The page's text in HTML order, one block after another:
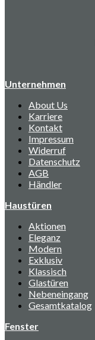
Unternehmen
About Us
Karriere
Kontakt
Impressum
Widerruf
Datenschutz
AGB
Händler
Haustüren
Aktionen
Eleganz
Modern
Exklusiv
Klassisch
Glastüren
Nebeneingang
Gesamtkatalog
Fenster